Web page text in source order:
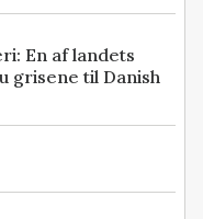
En af landets
grisene til Danish